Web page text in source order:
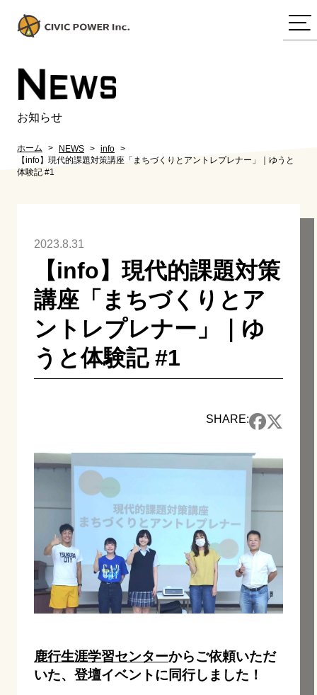
NEWS
お知らせ
ホーム NEWS
info
【info】現代的課題対策講座「まちづくりとアントレプレナー」｜ゆうと
体験記 #1
2023.8.31
【info】現代的課題対策
講座「まちづくりとア
ントレプレナー」｜ゆ
うと体験記 #1
SHARE:
鹿行生涯学習センターからご依頼いただ
いた、登壇イベントに同行しました！